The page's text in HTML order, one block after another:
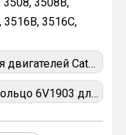
3516B, 3516C,
Caterpillar
для двигателей Caterpillar